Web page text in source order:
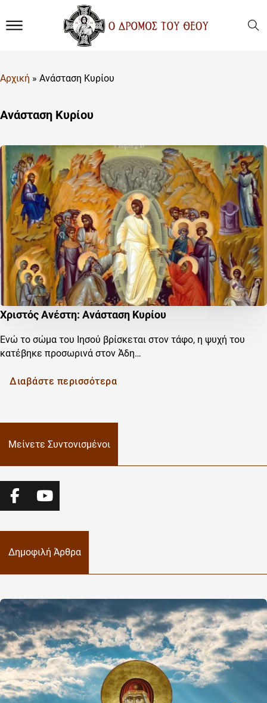
Αρχική » Ανάσταση Κυρίου
Ανάσταση Κυρίου
Χριστός Ανέστη: Ανάσταση Κυρίου
Ενώ το σώμα του Ιησού βρίσκεται στον τάφο, η ψυχή του
κατέβηκε προσωρινά στον Άδη…
Διαβάστε περισσότερα
Μείνετε Συντονισμένοι
Δημοφιλή Άρθρα